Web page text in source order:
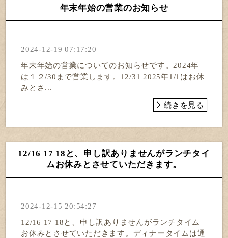
年末年始の営業のお知らせ
2024-12-19 07:17:20
年末年始の営業についてのお知らせです。2024年
は１２/30まで営業します。12/31 2025年1/1はお休
みとさ...
続きを見る
12/16 17 18と、申し訳ありませんがランチタイ
ムお休みとさせていただきます。
2024-12-15 20:54:27
12/16 17 18と、申し訳ありませんがランチタイム
お休みとさせていただきます。ディナータイムは通